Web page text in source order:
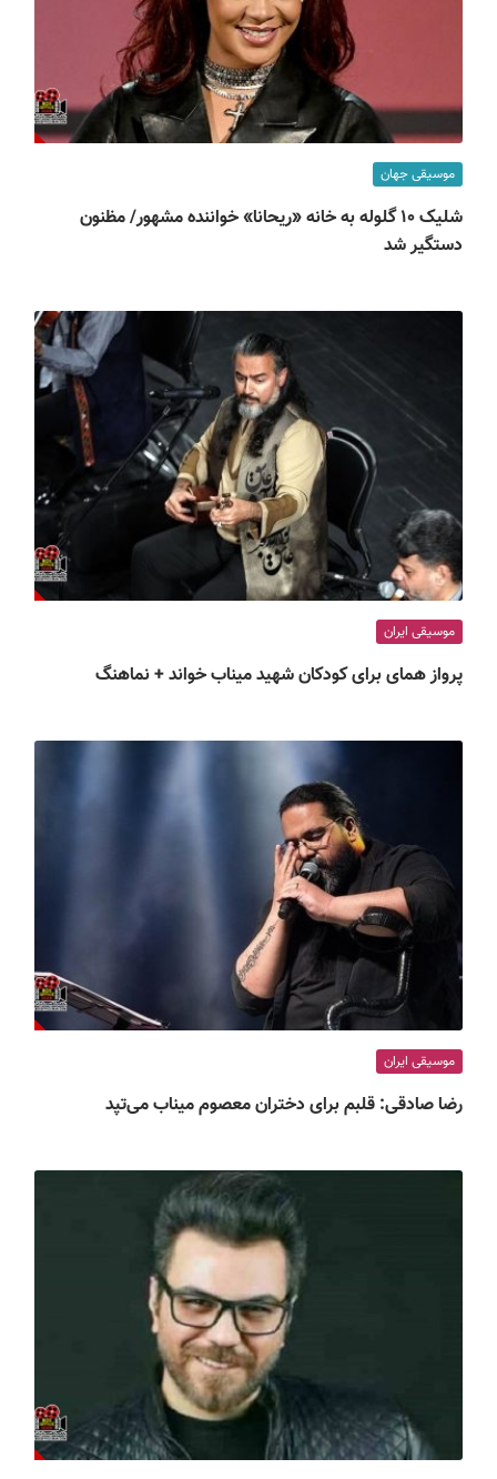
موسیقی جهان
شلیک ۱۰ گلوله به خانه «ریحانا» خواننده مشهور/ مظنون
دستگیر شد
موسیقی ایران
پرواز همای برای کودکان شهید میناب خواند + نماهنگ
موسیقی ایران
رضا صادقی: قلبم برای دختران معصوم میناب می‌تپد